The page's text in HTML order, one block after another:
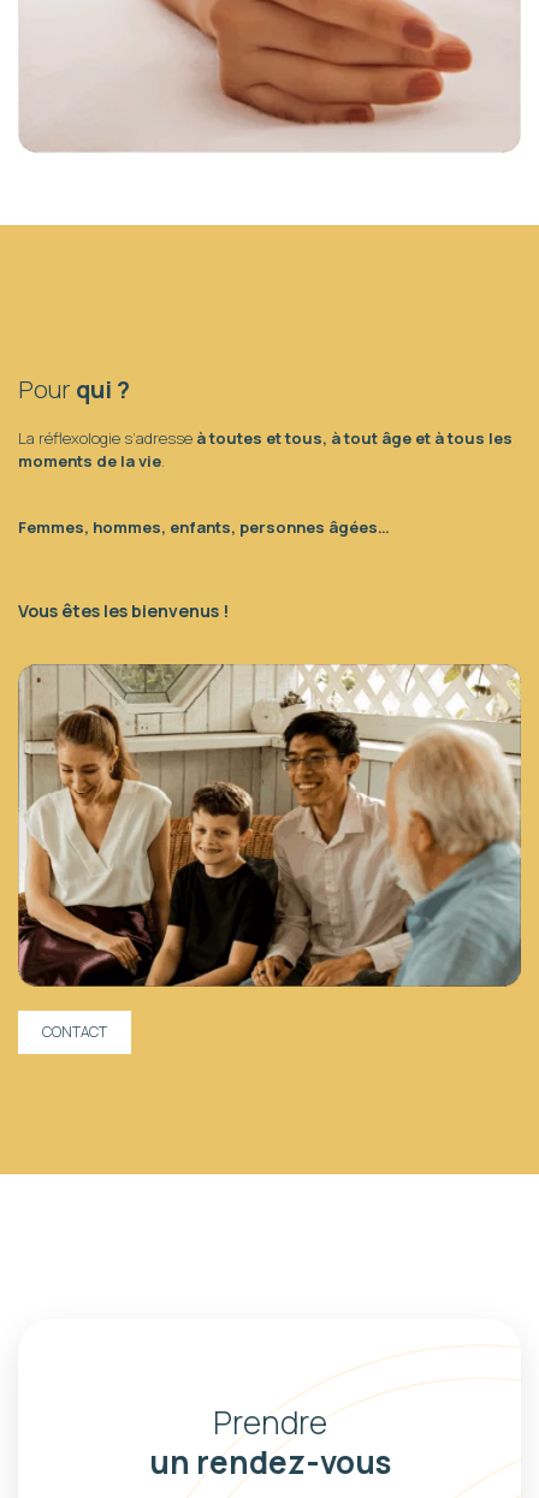
Pour qui ?
La réflexologie s’adresse à toutes et tous, à tout âge et à tous les
moments de la vie.
Femmes, hommes, enfants, personnes âgées…
Vous êtes les bienvenus !
CONTACT
Prendre
un rendez-vous